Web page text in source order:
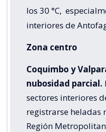
los 30 °C,
interiores de
Zona centro
Coquimbo y
nubosidad parcial.
sectores interiores
registrarse heladas
Región